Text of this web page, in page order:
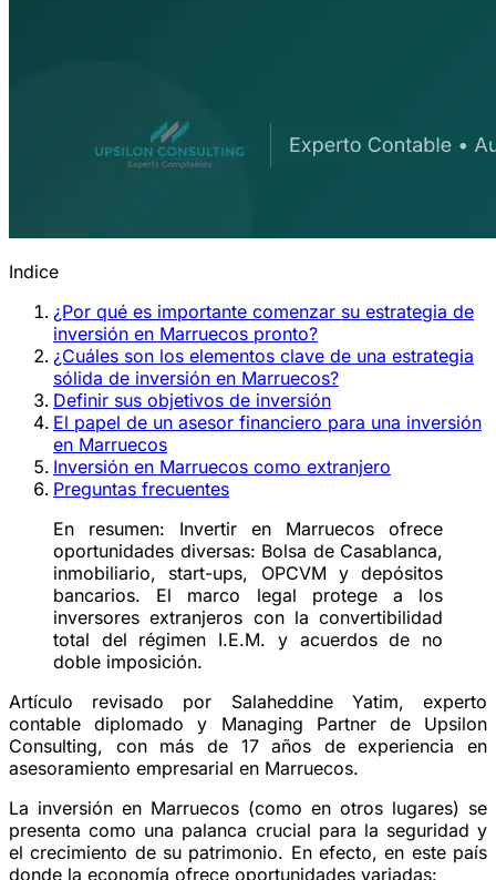
Indice
¿Por qué es importante comenzar su estrategia de
inversión en Marruecos pronto?
¿Cuáles son los elementos clave de una estrategia
sólida de inversión en Marruecos?
Definir sus objetivos de inversión
El papel de un asesor financiero para una inversión
en Marruecos
Inversión en Marruecos como extranjero
Preguntas frecuentes
En resumen: Invertir en Marruecos ofrece
oportunidades diversas: Bolsa de Casablanca,
inmobiliario, start-ups, OPCVM y depósitos
bancarios. El marco legal protege a los
inversores extranjeros con la convertibilidad
total del régimen I.E.M. y acuerdos de no
doble imposición.
Artículo revisado por Salaheddine Yatim, experto
contable diplomado y Managing Partner de Upsilon
Consulting, con más de 17 años de experiencia en
asesoramiento empresarial en Marruecos.
La inversión en Marruecos (como en otros lugares) se
presenta como una palanca crucial para la seguridad y
el crecimiento de su patrimonio. En efecto, en este país
donde la economía ofrece oportunidades variadas: